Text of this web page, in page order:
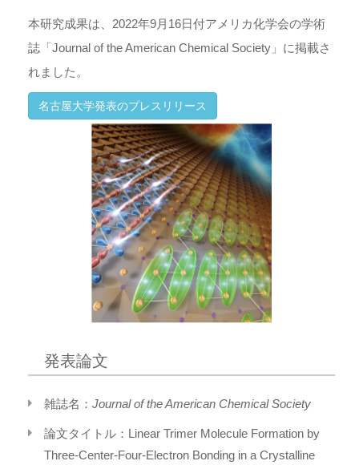
本研究成果は、2022年9月16日付アメリカ化学会の学術
誌「Journal of the American Chemical Society」に掲載さ
れました。
名古屋大学発表のプレスリリース
発表論文
雑誌名： Journal of the American Chemical Society
論文タイトル：Linear Trimer Molecule Formation by
Three-Center-Four-Electron Bonding in a Crystalline